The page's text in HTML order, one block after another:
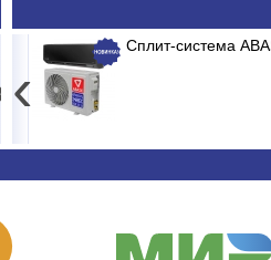
Весы электронные MERTECH M-ER
Сплит-система
‹